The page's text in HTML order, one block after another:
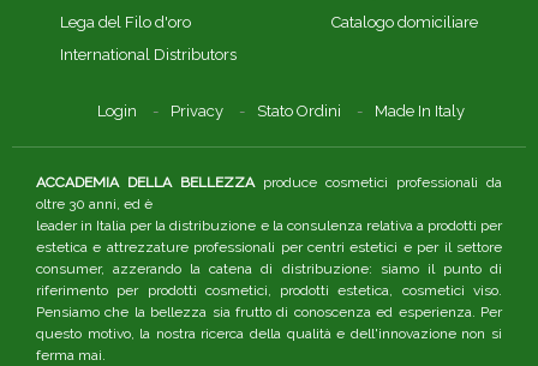
Lega del Filo d'oro
International Distributors
Catalogo domiciliare
Login Privacy Stato Ordini Made In Italy
ACCADEMIA DELLA BELLEZZA produce cosmetici professionali da
oltre 30 anni, ed è
leader in Italia per la distribuzione e la consulenza relativa a prodotti per
estetica e attrezzature professionali per centri estetici e per il settore
consumer, azzerando la catena di distribuzione: siamo il punto di
riferimento per prodotti cosmetici, prodotti estetica, cosmetici viso.
Pensiamo che la bellezza sia frutto di conoscenza ed esperienza. Per
questo motivo, la nostra ricerca della qualità e dell'innovazione non si
ferma mai.